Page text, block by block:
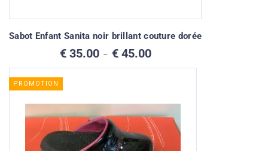
Sabot Enfant Sanita noir brillant couture dorée
€35.00 – €45.00Plage
prix :
€ 45.00
PROMOTION